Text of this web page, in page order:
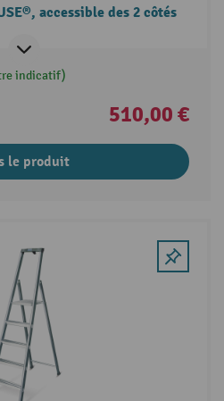
accessible des 2 côtés
indicatif)
510,00 €
le produit